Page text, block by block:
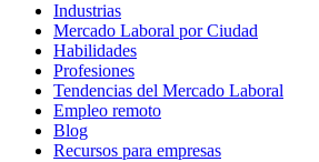
Industrias
Mercado Laboral por Ciudad
Habilidades
Profesiones
Tendencias del Mercado Laboral
Empleo remoto
Blog
Recursos para empresas